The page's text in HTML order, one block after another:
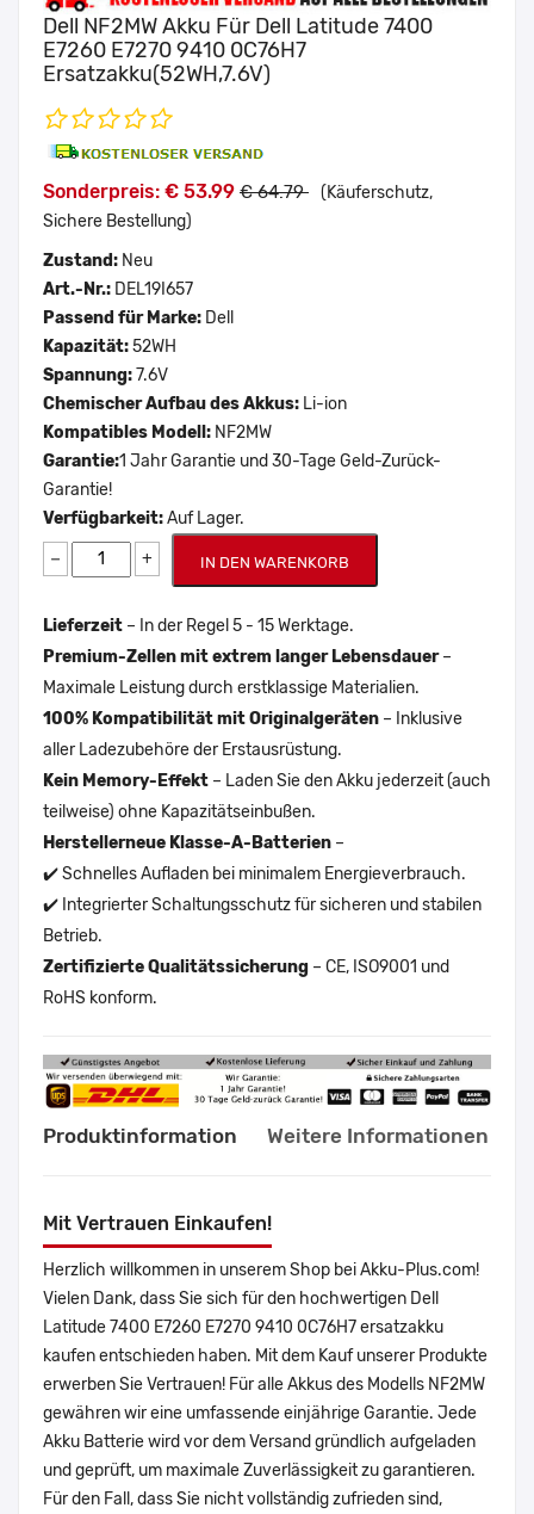
Dell NF2MW Akku Für Dell Latitude 7400
E7260 E7270 9410 0C76H7
Ersatzakku(52WH,7.6V)
Sonderpreis: € 53.99 € 64.79 (Käuferschutz,
Sichere Bestellung)
Zustand: Neu
Art.-Nr.: DEL19I657
Passend für Marke: Dell
Kapazität:52WH
Spannung:7.6V
Chemischer Aufbau des Akkus: Li-ion
Kompatibles Modell: NF2MW
Garantie:1 Jahr Garantie und 30-Tage Geld-Zurück-
Garantie!
Verfügbarkeit:Auf Lager.
− + IN DEN WARENKORB
Lieferzeit – In der Regel 5 - 15 Werktage.
Premium-Zellen mit extrem langer Lebensdauer–
Maximale Leistung durch erstklassige Materialien.
100% Kompatibilität mit Originalgeräten – Inklusive
aller Ladezubehöre der Erstausrüstung.
Kein Memory-Effekt – Laden Sie den Akku jederzeit (auch
teilweise) ohne Kapazitätseinbußen.
Herstellerneue Klasse-A-Batterien –
✔️ Schnelles Aufladen bei minimalem Energieverbrauch.
✔️ Integrierter Schaltungsschutz für sicheren und stabilen
Betrieb.
Zertifizierte Qualitätssicherung – CE, ISO9001 und
RoHS konform.
Produktinformation Weitere Informationen
Mit Vertrauen Einkaufen!
Herzlich willkommen in unserem Shop bei Akku-Plus.com!
Vielen Dank, dass Sie sich für den hochwertigen Dell
Latitude 7400 E7260 E7270 9410 0C76H7 ersatzakku
kaufen entschieden haben. Mit dem Kauf unserer Produkte
erwerben Sie Vertrauen! Für alle Akkus des Modells NF2MW
gewähren wir eine umfassende einjährige Garantie. Jede
Akku Batterie wird vor dem Versand gründlich aufgeladen
und geprüft, um maximale Zuverlässigkeit zu garantieren.
Für den Fall, dass Sie nicht vollständig zufrieden sind,